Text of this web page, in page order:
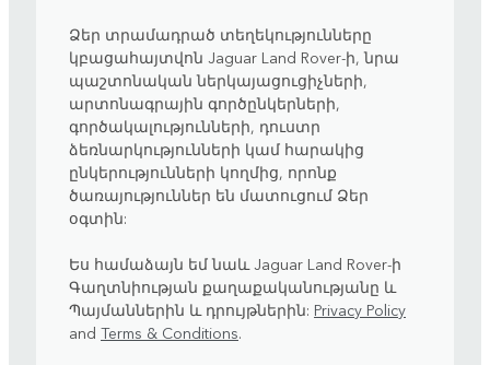
Ձեր տրամադրած տեղեկությունները
կբացահայտվոն Jaguar Land Rover-ի, նրա
պաշտոնական ներկայացուցիչների,
արտոնագրային գործընկերների,
գործակալությունների, դուստր
ձեռնարկությունների կամ հարակից
ընկերությունների կողմից, որոնք
ծառայություններ են մատուցում Ձեր
օգտին:
Ես համաձայն եմ նաև Jaguar Land Rover-ի
Գաղտնիության քաղաքականությանը և
Պայմաններին և դրույթներին: Privacy Policy
and Terms & Conditions.